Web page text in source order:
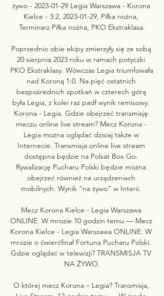
żywo - 2023-01-29 Legia Warszawa - Korona
Kielce - 3:2, 2023-01-29, Piłka nożna,
Terminarz Piłka nożna, PKO Ekstraklasa.
Poprzednio obie ekipy zmierzyły się ze sobą
20 sierpnia 2023 roku w ramach potyczki
PKO Ekstraklasy. Wówczas Legia triumfowała
nad Koroną 1:0. Na pięć ostatnich
bezpośrednich spotkań w czterech górą
była Legia, z kolei raz padł wynik remisowy.
Korona - Legia. Gdzie obejrzeć transmisję
meczu online live stream? Mecz Korona -
Legia można oglądać dzisiaj także w
Internecie. Transmisja online live stream
dostępna będzie na Polsat Box Go.
Rywalizację Pucharu Polski będzie można
obejrzeć również na urządzeniach
mobilnych. Wynik "na żywo" w Interii.
Mecz Korona Kielce - Legia Warszawa
ONLINE. W mrozie 10 godzin temu — Mecz
Korona Kielce - Legia Warszawa ONLINE. W
mrozie o ćwierćfinał Fortuna Pucharu Polski.
Gdzie oglądać w telewizji? TRANSMISJA TV
NA ŻYWO.
O której mecz Korona – Legia? Transmisja,